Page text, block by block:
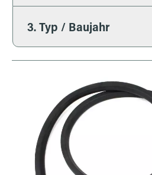
Bildergalerie überspringen